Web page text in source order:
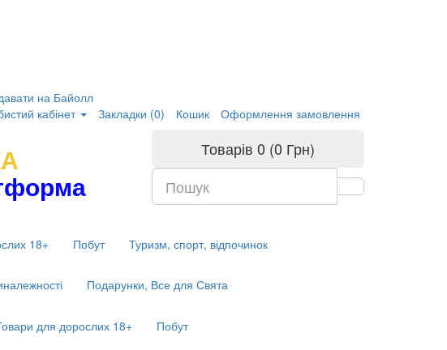
на Байолл
кабінет
Закладки (0) Кошик Оформлення замовлення
Товарів 0 (0 Грн)
18+ Побут Туризм, спорт, відпочинок
Подарунки, Все для Свята
для дорослих 18+ Побут